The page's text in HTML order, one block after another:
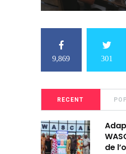
9,869 301
RECENT
de